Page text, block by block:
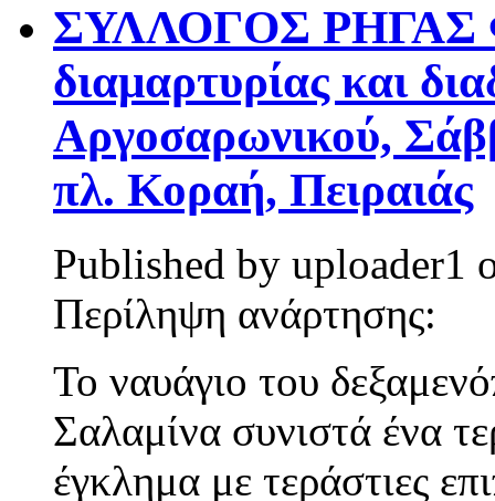
ΣΥΛΛΟΓΟΣ ΡΗΓΑΣ
διαμαρτυρίας και
Αργοσαρωνικού,
πλ. Κοραή, Πειραιάς
Published by uploader1
Περίληψη ανάρτησης:
Το ναυάγιο του
Σαλαμίνα συνιστά ένα
έγκλημα με τεράστιες